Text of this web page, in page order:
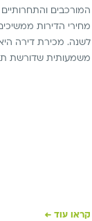
המורכבים
מחירי הדירות
לשנה. מכירת דירה
משמעותית שדורשת
קראו עוד ←